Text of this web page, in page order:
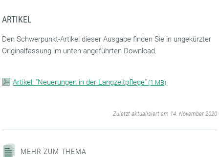
ARTIKEL
Den Schwerpunkt-Artikel dieser Ausgabe finden Sie in ungekürzter
Originalfassung im unten angeführten Download.
Artikel: "Neuerungen in der Langzeitpflege" (1 MB)
Zuletzt aktualisiert am 14. November 2020
MEHR ZUM THEMA